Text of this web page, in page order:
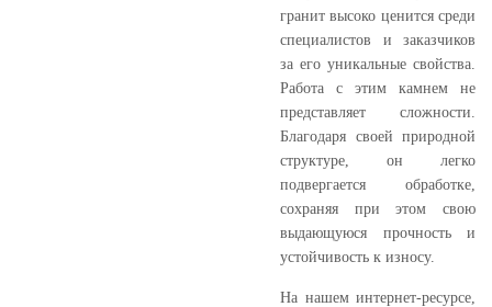
гранит высоко ценится среди
специалистов и заказчиков
за его уникальные свойства.
Работа с этим камнем не
представляет сложности.
Благодаря своей природной
структуре, он легко
подвергается обработке,
сохраняя при этом свою
выдающуюся прочность и
устойчивость к износу.
На нашем интернет-ресурсе,